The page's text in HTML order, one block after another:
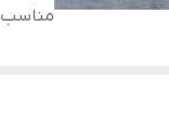
مناسب